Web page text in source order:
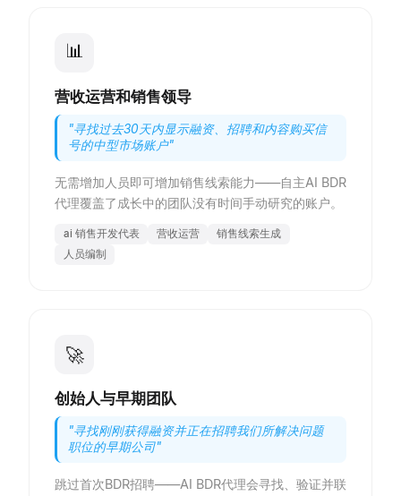
📊
营收运营和销售领导
"寻找过去30天内显示融资、招聘和内容购买信
号的中型市场账户"
无需增加人员即可增加销售线索能力——自主AI BDR
代理覆盖了成长中的团队没有时间手动研究的账户。
ai 销售开发代表 营收运营
销售线索生成
人员编制
🚀
创始人与早期团队
"寻找刚刚获得融资并正在招聘我们所解决问题
职位的早期公司"
跳过首次BDR招聘——AI BDR代理会寻找、验证并联